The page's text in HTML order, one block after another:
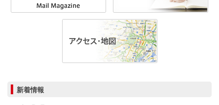
新着情報